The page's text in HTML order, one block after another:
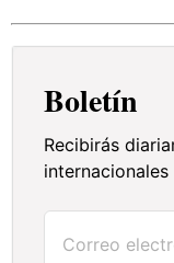
Boletín
Recibirás